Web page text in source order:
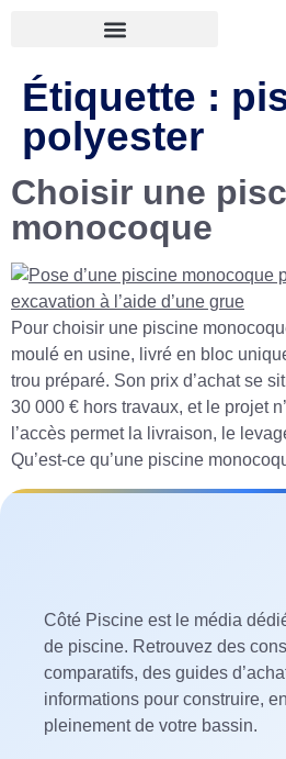
Étiquette :
polyester
Choisir une
monocoque
Pour choisir une piscine
moulé en usine, livré en bloc
trou préparé. Son prix d’achat se
30 000 € hors travaux, et le projet
l’accès permet la livraison, le
Qu’est-ce qu’une piscine
Côté Piscine est le média
de piscine. Retrouvez des
comparatifs, des guides
informations pour construire,
pleinement de votre bassin.